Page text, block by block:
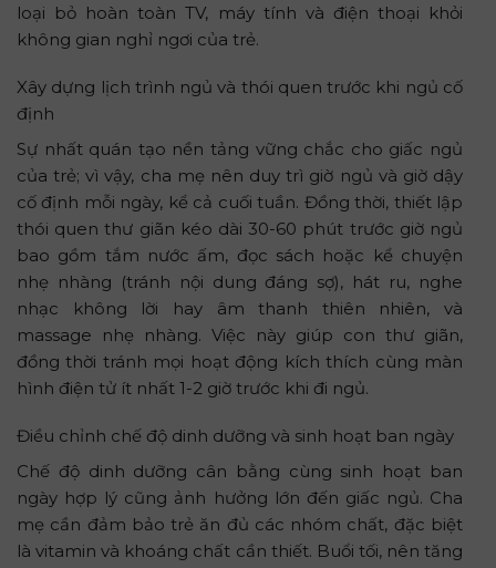
loại bỏ hoàn toàn TV, máy tính và điện thoại khỏi
không gian nghỉ ngơi của trẻ.
Xây dựng lịch trình ngủ và thói quen trước khi ngủ cố
định
Sự nhất quán tạo nền tảng vững chắc cho giấc ngủ
của trẻ; vì vậy, cha mẹ nên duy trì giờ ngủ và giờ dậy
cố định mỗi ngày, kể cả cuối tuần. Đồng thời, thiết lập
thói quen thư giãn kéo dài 30-60 phút trước giờ ngủ
bao gồm tắm nước ấm, đọc sách hoặc kể chuyện
nhẹ nhàng (tránh nội dung đáng sợ), hát ru, nghe
nhạc không lời hay âm thanh thiên nhiên, và
massage nhẹ nhàng. Việc này giúp con thư giãn,
đồng thời tránh mọi hoạt động kích thích cùng màn
hình điện tử ít nhất 1-2 giờ trước khi đi ngủ.
Điều chỉnh chế độ dinh dưỡng và sinh hoạt ban ngày
Chế độ dinh dưỡng cân bằng cùng sinh hoạt ban
ngày hợp lý cũng ảnh hưởng lớn đến giấc ngủ. Cha
mẹ cần đảm bảo trẻ ăn đủ các nhóm chất, đặc biệt
là vitamin và khoáng chất cần thiết. Buổi tối, nên tăng